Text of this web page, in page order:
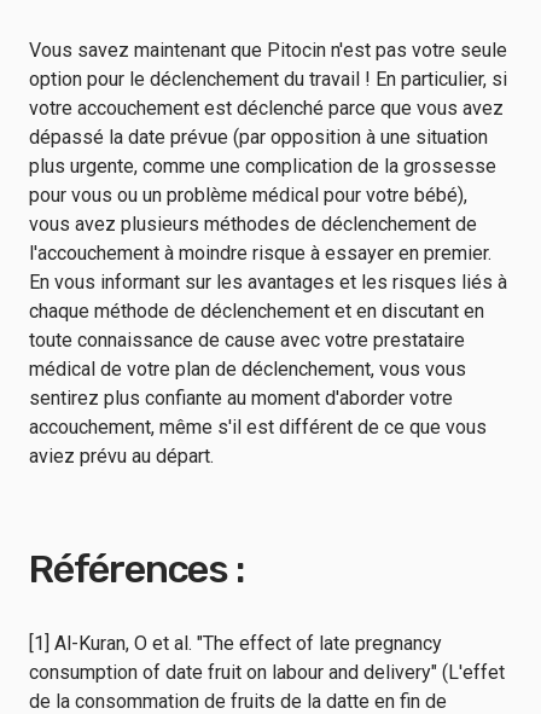
Vous savez maintenant que Pitocin n'est pas votre seule
option pour le déclenchement du travail ! En particulier, si
votre accouchement est déclenché parce que vous avez
dépassé la date prévue (par opposition à une situation
plus urgente, comme une complication de la grossesse
pour vous ou un problème médical pour votre bébé),
vous avez plusieurs méthodes de déclenchement de
l'accouchement à moindre risque à essayer en premier.
En vous informant sur les avantages et les risques liés à
chaque méthode de déclenchement et en discutant en
toute connaissance de cause avec votre prestataire
médical de votre plan de déclenchement, vous vous
sentirez plus confiante au moment d'aborder votre
accouchement, même s'il est différent de ce que vous
aviez prévu au départ.
Références :
[1] Al-Kuran, O et al. "The effect of late pregnancy
consumption of date fruit on labour and delivery" (L'effet
de la consommation de fruits de la datte en fin de